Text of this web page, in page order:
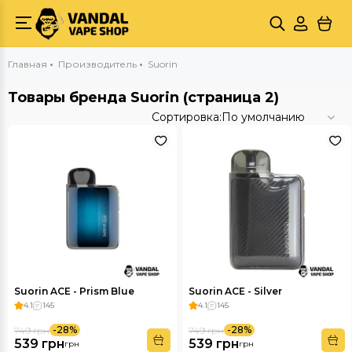
Главная Производитель Suorin
Товары бренда Suorin (страница 2)
Сортировка:По умолчанию
Suorin ACE - Prism Blue
4.1 145
539 грнгрн
749 грн -28%
Suorin ACE - Silver
4.1 145
539 грнгрн
749 грн -28%